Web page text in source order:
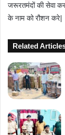
जरूरतमंदों की सेवा
के नाम को रौशन करे|
Related